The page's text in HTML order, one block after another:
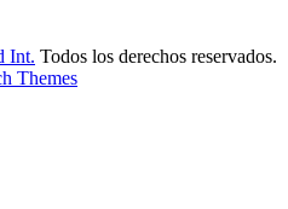
Int. Todos los derechos reservados.
Themes